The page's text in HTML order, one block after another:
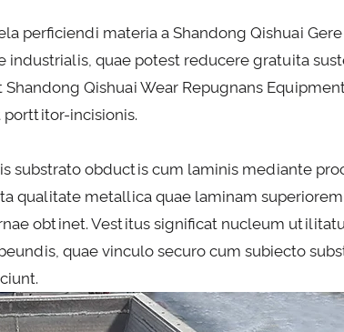
perficiendi materia a Shandong Qishuai
quae potest reducere gratuita
Qishuai Wear Repugnans
incisionis.
substrato obductis cum laminis mediante
qualitate metallica quae laminam
obtinet. Vestitus significat nucleum
quae vinculo securo cum subiecto